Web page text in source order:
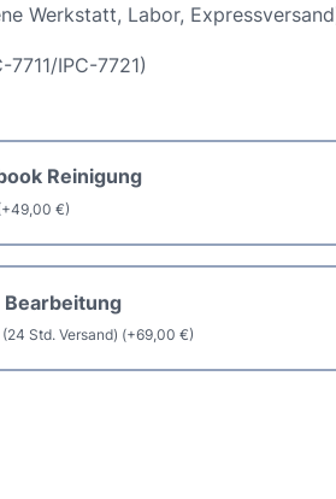
Reinigung
49,00 €)
Bearbeitung
Std. Versand) (+69,00 €)
Werkstatt, Labor,
7711/IPC-7721)